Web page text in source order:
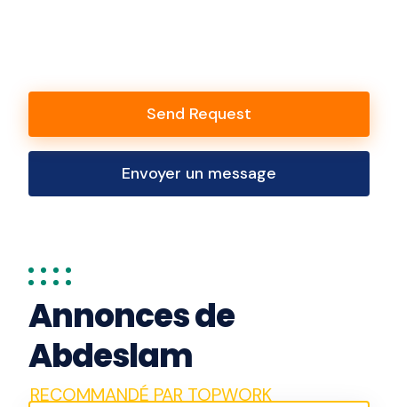
Envoyer un message
Send Request
Annonces de
Abdeslam